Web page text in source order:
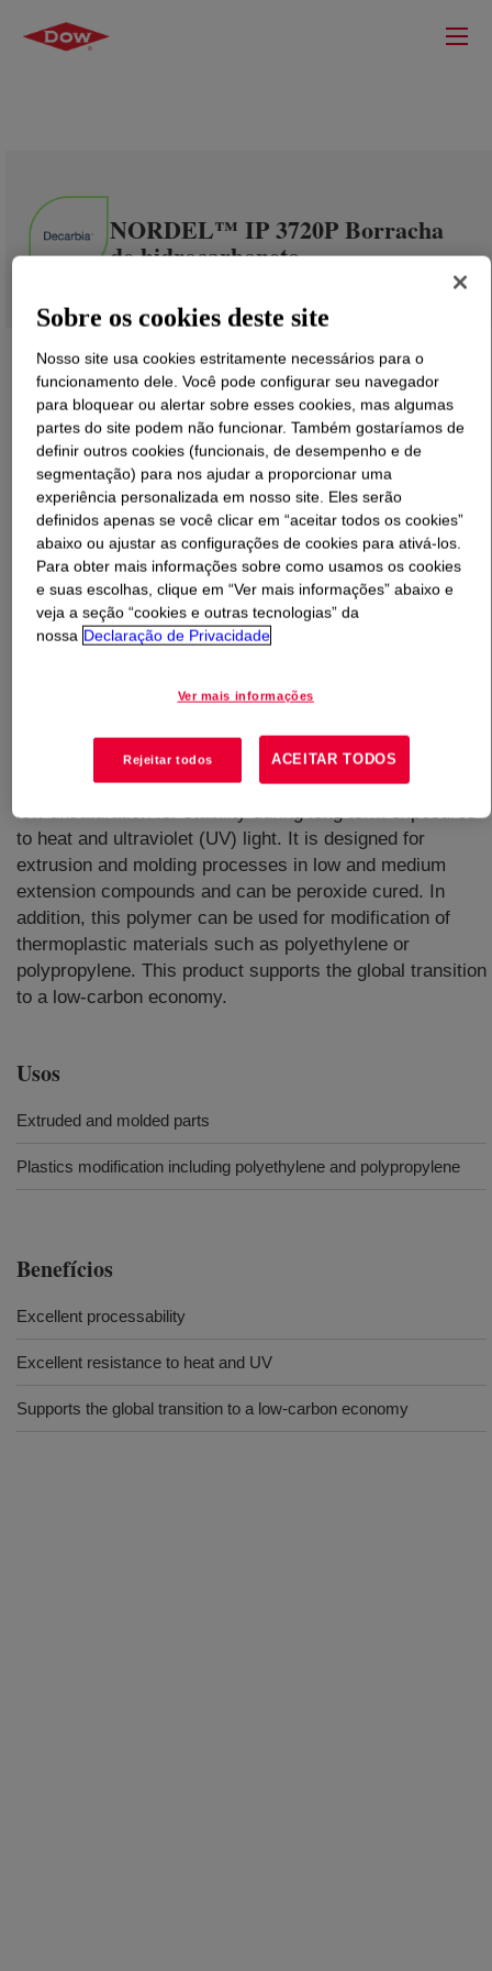
NORDEL™ IP 3720P Borracha
de hidrocarboneto
O que éNORDEL™ IP 3720P Borracha de
hidrocarboneto?
A semi-crystalline, very low diene-containing ethylene-
propylene-diene terpolymer (EPDM) and has a low
viscosity for excellent processing characteristics and
low unsaturation for stability during long term exposures
to heat and ultraviolet (UV) light. It is designed for
extrusion and molding processes in low and medium
extension compounds and can be peroxide cured. In
addition, this polymer can be used for modification of
thermoplastic materials such as polyethylene or
polypropylene. This product supports the global transition
to a low-carbon economy.
Usos
Extruded and molded parts
Plastics modification including polyethylene and polypropylene
Benefícios
Excellent processability
Excellent resistance to heat and UV
Supports the global transition to a low-carbon economy
Sobre os cookies deste site
Nosso site usa cookies estritamente necessários para o
funcionamento dele. Você pode configurar seu navegador
para bloquear ou alertar sobre esses cookies, mas algumas
partes do site podem não funcionar. Também gostaríamos de
definir outros cookies (funcionais, de desempenho e de
segmentação) para nos ajudar a proporcionar uma
experiência personalizada em nosso site. Eles serão
definidos apenas se você clicar em “aceitar todos os cookies”
abaixo ou ajustar as configurações de cookies para ativá-los.
Para obter mais informações sobre como usamos os cookies
e suas escolhas, clique em “Ver mais informações” abaixo e
veja a seção “cookies e outras tecnologias” da
nossa Declaração de Privacidade
Ver mais informações
Rejeitar todos ACEITAR TODOS